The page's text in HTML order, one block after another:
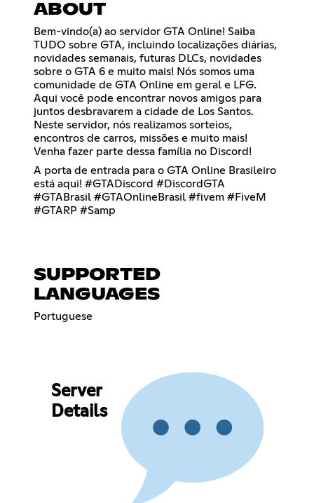
ABOUT
Bem-vindo(a) ao servidor GTA Online! Saiba
TUDO sobre GTA, incluindo localizações diárias,
novidades semanais, futuras DLCs, novidades
sobre o GTA 6 e muito mais! Nós somos uma
comunidade de GTA Online em geral e LFG.
Aqui você pode encontrar novos amigos para
juntos desbravarem a cidade de Los Santos.
Neste servidor, nós realizamos sorteios,
encontros de carros, missões e muito mais!
Venha fazer parte dessa família no Discord!
A porta de entrada para o GTA Online Brasileiro
está aqui! #GTADiscord #DiscordGTA
#GTABrasil #GTAOnlineBrasil #fivem #FiveM
#GTARP #Samp
SUPPORTED
LANGUAGES
Portuguese
Server
Details